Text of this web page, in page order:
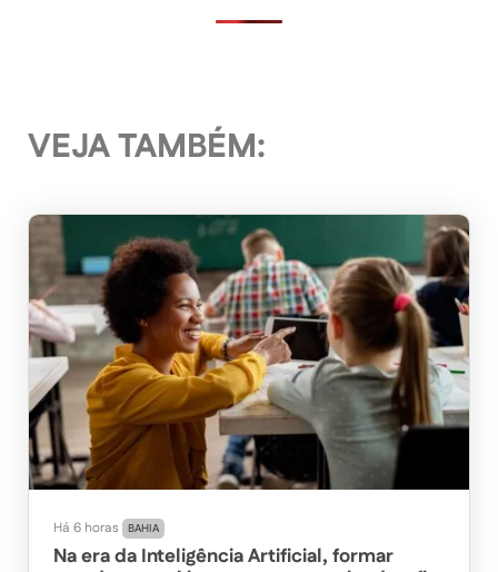
VEJA TAMBÉM:
Há 6 horas BAHIA
Na era da Inteligência Artificial, formar